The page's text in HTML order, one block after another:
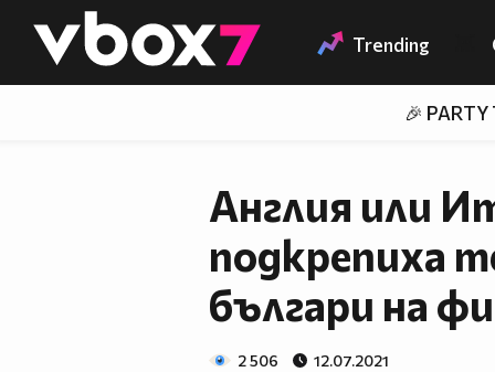
👾 Trending
🎉 PARTY
Англия или
подкрепиха
българи на
2 506 12.07.2021